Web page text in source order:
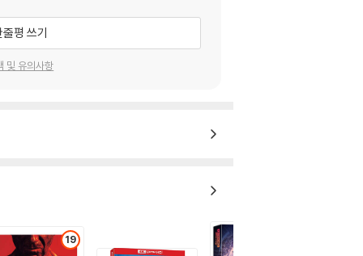
줄평 쓰기
및 유의사항
19